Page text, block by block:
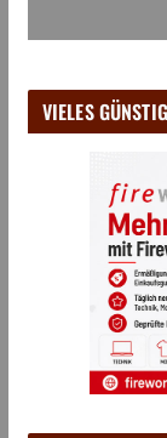
VIELES